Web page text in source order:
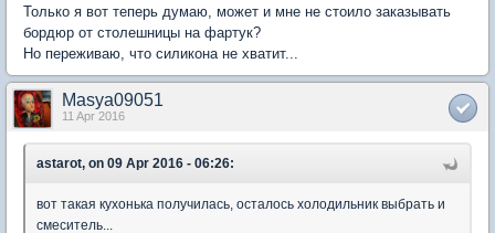
Только я вот теперь думаю, может и мне не стоило заказывать
бордюр от столешницы на фартук?
Но переживаю, что силикона не хватит...
Masya09051
11 Apr 2016
astarot, on 09 Apr 2016 - 06:26:
вот такая кухонька получилась, осталось холодильник выбрать и
смеситель...